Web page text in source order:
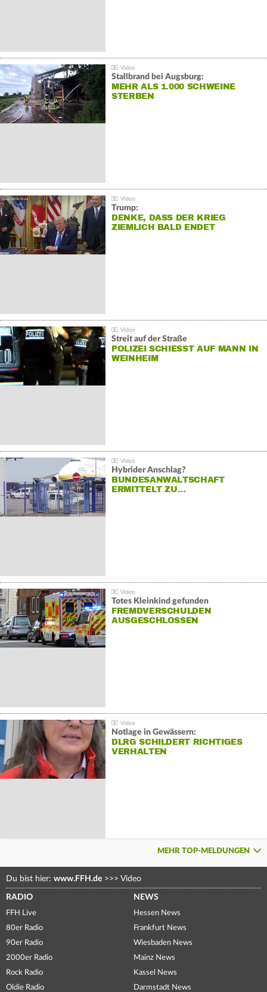
Stallbrand bei Augsburg:
MEHR ALS 1.000 SCHWEINE
STERBEN
Trump:
DENKE, DASS DER KRIEG
ZIEMLICH BALD ENDET
Streit auf der Straße
POLIZEI SCHIESST AUF MANN IN W
EINHEIM
Hybrider Anschlag?
BUNDESANWALTSCHAFT
ERMITTELT ZU…
Totes Kleinkind gefunden
FREMDVERSCHULDEN
AUSGESCHLOSSEN
Notlage in Gewässern:
DLRG SCHILDERT RICHTIGES
VERHALTEN
MEHR TOP-MELDUNGEN
Du bist hier: www.FFH.de >>> Video
RADIO
FFH Live
80er Radio
90er Radio
2000er Radio
Rock Radio
Oldie Radio
NEWS
Hessen News
Frankfurt News
Wiesbaden News
Mainz News
Kassel News
Darmstadt News